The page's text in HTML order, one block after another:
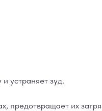
устраняет зуд.
предотвращает их